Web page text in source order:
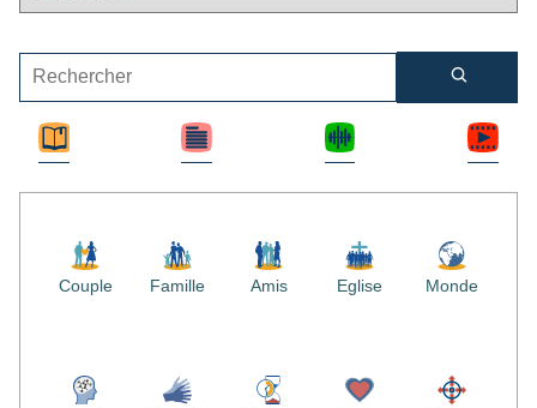
Couple Famille Amis Eglise Monde